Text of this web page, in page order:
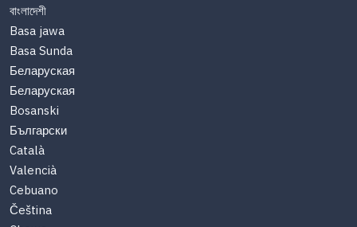
বাংলাদেশী
Basa jawa
Basa Sunda
Беларуская
Беларуская
Bosanski
Български
Català
Valencià
Cebuano
Čeština